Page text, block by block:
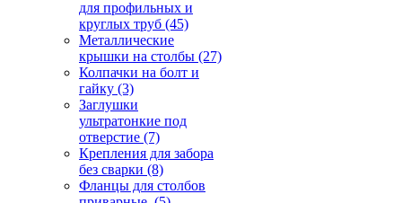
для профильных и
круглых труб (45)
Металлические
крышки на столбы (27)
Колпачки на болт и
гайку (3)
Заглушки
ультратонкие под
отверстие (7)
Крепления для забора
без сварки (8)
Фланцы для столбов